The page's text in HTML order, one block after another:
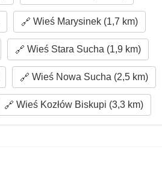
Wieś Marysinek (1,7 km)
Wieś Stara Sucha (1,9 km)
Wieś Nowa Sucha (2,5 km)
Wieś Kozłów Biskupi (3,3 km)